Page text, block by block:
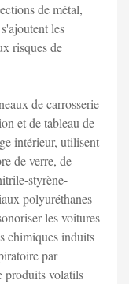
de métal,
les
risques de
de carrosserie
et de tableau de
intérieur, utilisent
de verre, de
styrène-
polyuréthanes
les voitures
chimiques induits
par
produits volatils